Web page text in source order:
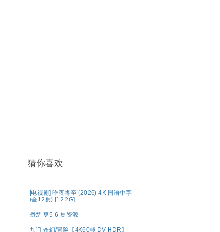
猜你喜欢
[电视剧] 昨夜将至 (2026) 4K 国语中字
(全12集) [12.2G]
翘楚 更5-6 集资源
九门 奇幻/冒险【4K60帧 DV HDR】